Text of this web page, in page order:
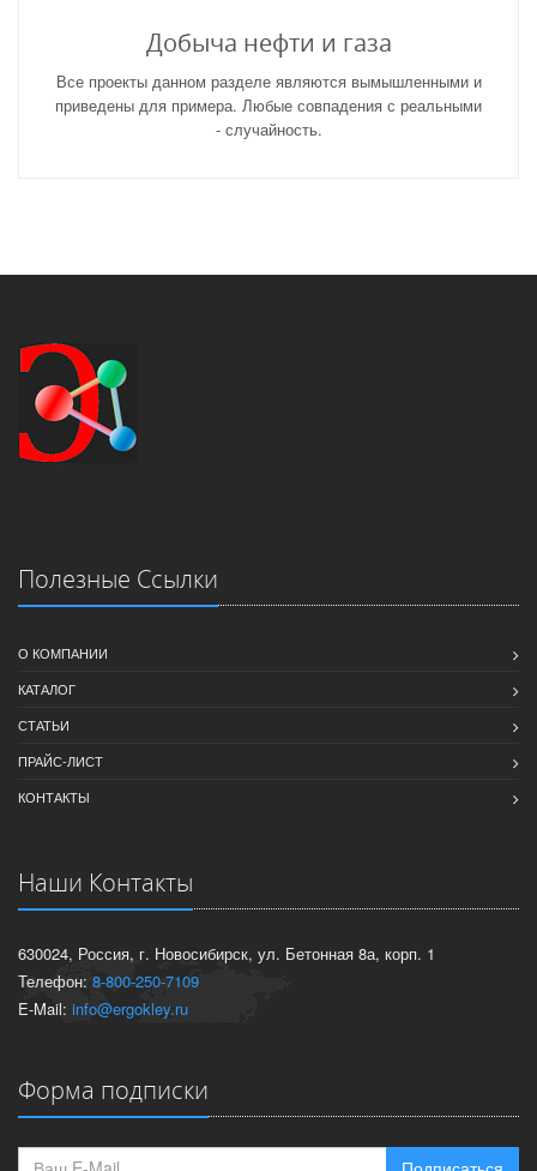
Добыча нефти и газа
Все проекты данном разделе являются вымышленными и
приведены для примера. Любые совпадения с реальными
- случайность.
Полезные Ссылки
О КОМПАНИИ
КАТАЛОГ
СТАТЬИ
ПРАЙС-ЛИСТ
КОНТАКТЫ
Наши Контакты
630024, Россия, г. Новосибирск, ул. Бетонная 8а, корп. 1
Телефон: 8-800-250-7109
E-Mail: info@ergokley.ru
Форма подписки